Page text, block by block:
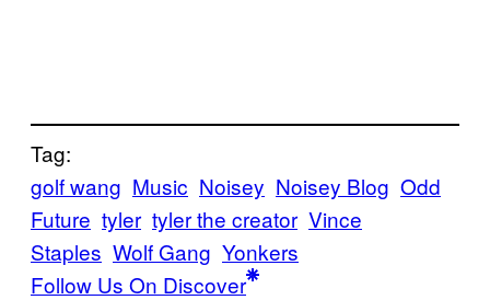
Tag:
golf wang Music Noisey Noisey Blog Odd
Future tyler tyler the creator Vince
Staples Wolf Gang Yonkers
Follow Us On Discover